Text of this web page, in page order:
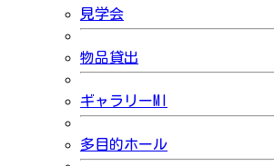
見学会
物品貸出
ギャラリーMI
多目的ホール